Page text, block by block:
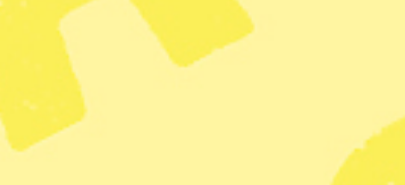
Gårdstensbostäder uppger också att man först skickar ut
brev till personen som man misstänker hyr ut olovligt i
andra hand och först därefter kan det bli aktuellt med att
knacka på.
KATEGORI